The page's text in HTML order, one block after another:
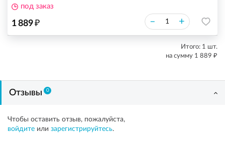
1 889₽ – +
под заказ
Итого: 1 шт.
на сумму 1 889 ₽
Отзывы 0
Чтобы оставить отзыв, пожалуйста,
войдите или зарегистрируйтесь.